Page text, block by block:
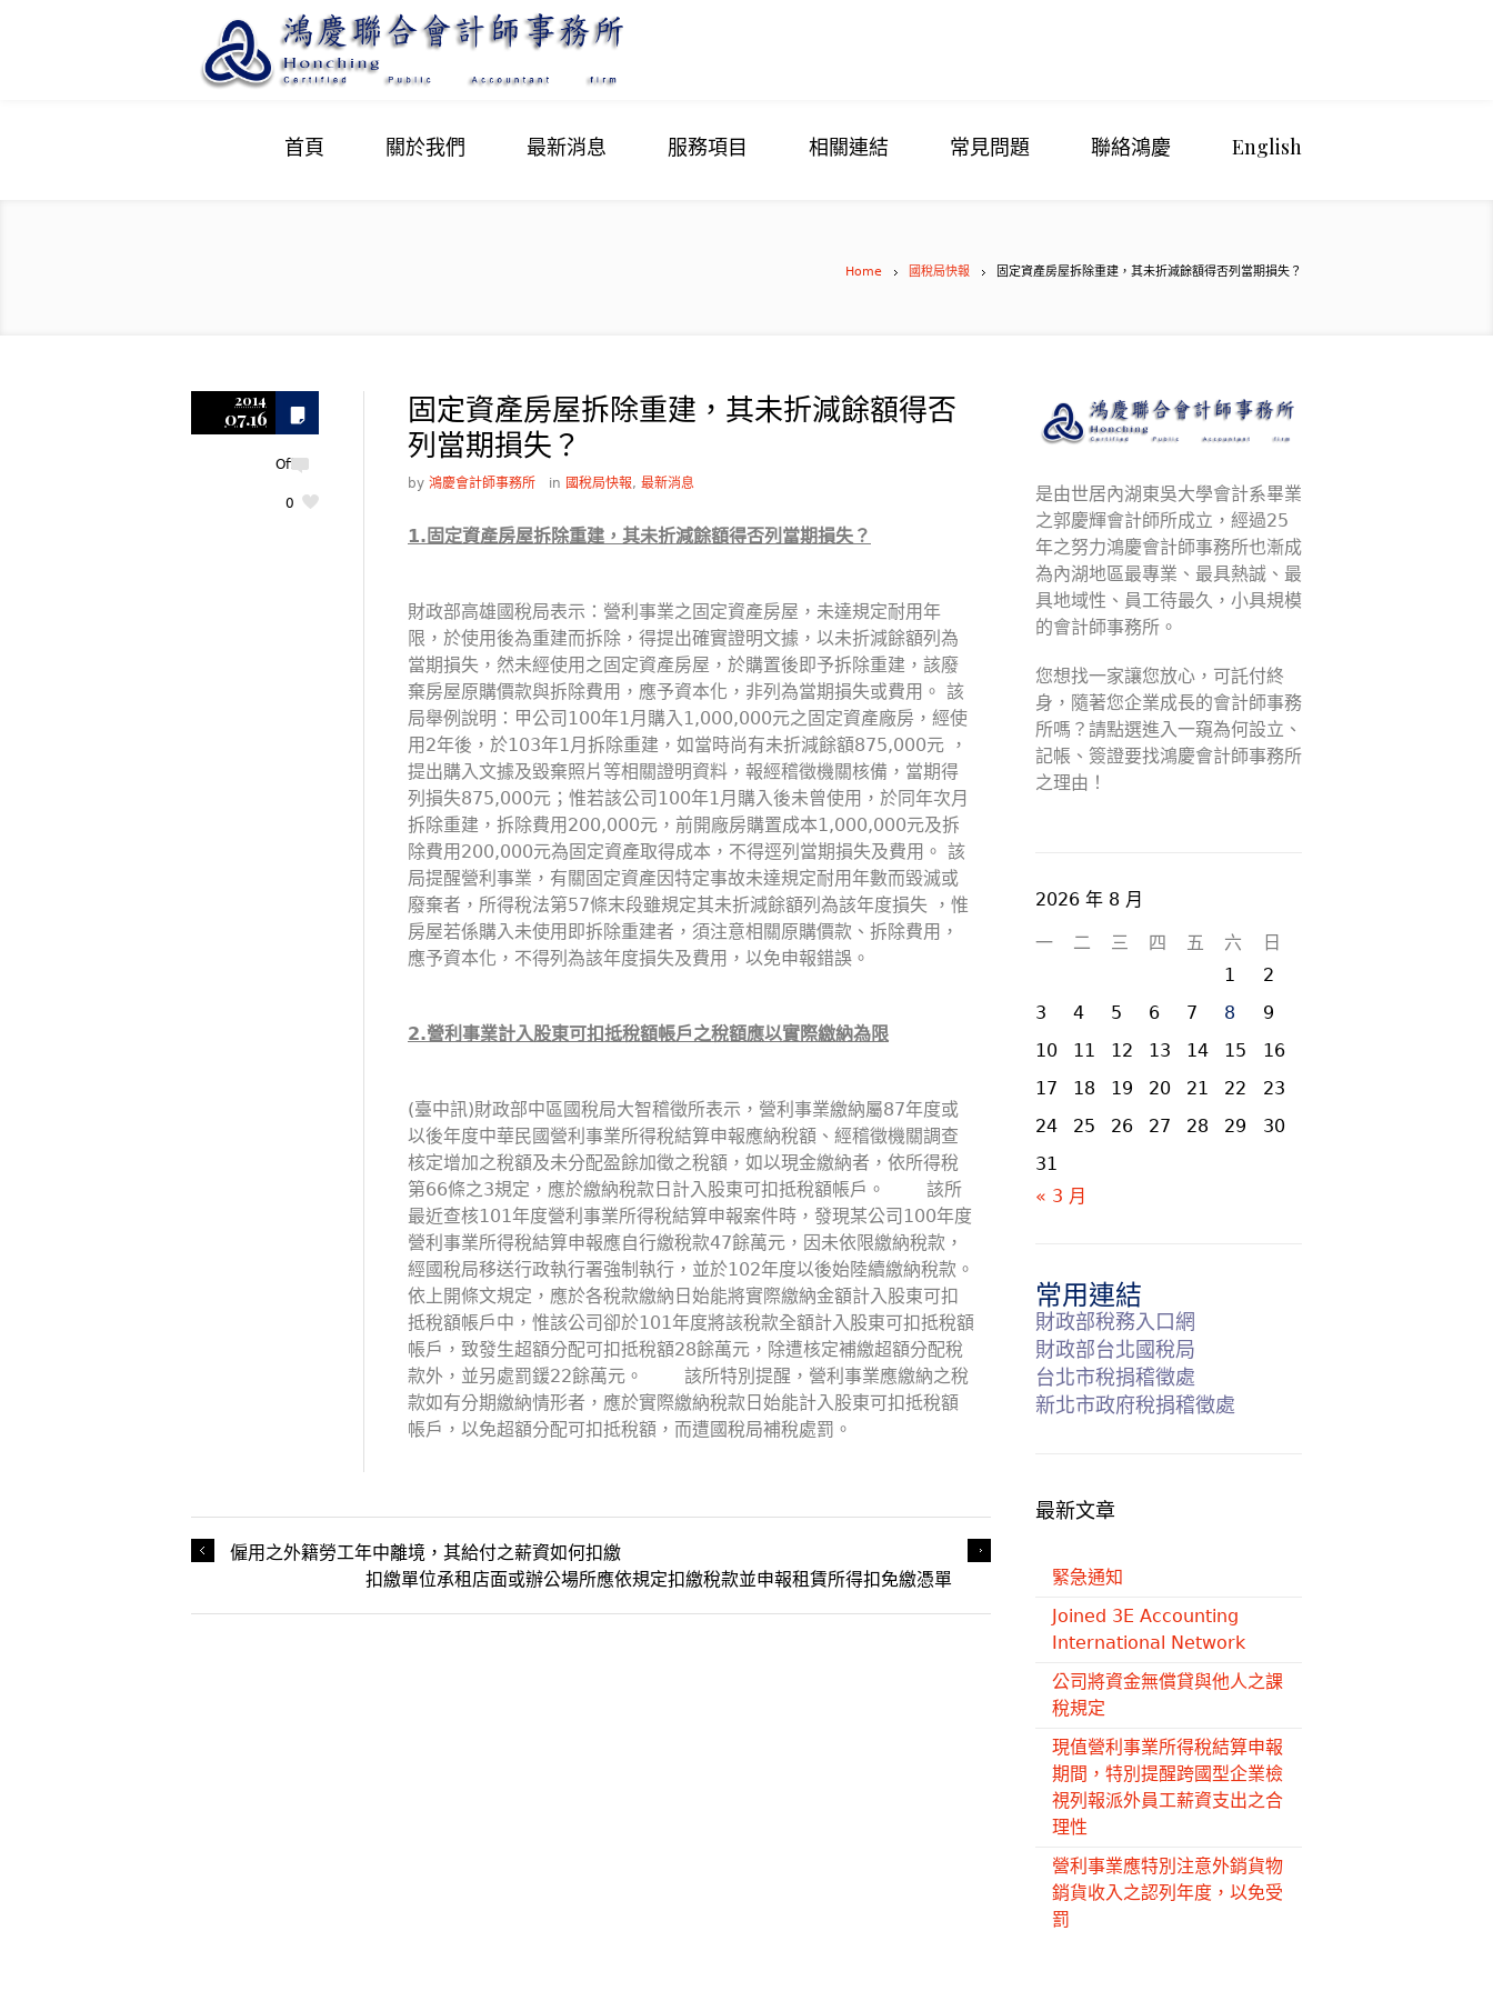
首頁 關於我們 最新消息 服務項目 相關連結 常見問題 聯絡鴻慶 English
Home 國稅局快報 固定資產房屋拆除重建，其未折減餘額得否列當期損失？
2014
07.16
Off
0
固定資產房屋拆除重建，其未折減餘額得否
列當期損失？
by 鴻慶會計師事務所 in 國稅局快報, 最新消息
1. 固定資產房屋拆除重建，其未折減餘額得否列當期損失？
財政部高雄國稅局表示：營利事業之固定資產房屋，未達規定耐用年
限，於使用後為重建而拆除，得提出確實證明文據，以未折減餘額列為
當期損失，然未經使用之固定資產房屋，於購置後即予拆除重建，該廢
棄房屋原購價款與拆除費用，應予資本化，非列為當期損失或費用。 該
局舉例說明：甲公司100年1月購入1,000,000元之固定資產廠房，經使
用2年後，於103年1月拆除重建，如當時尚有未折減餘額875,000元 ，
提出購入文據及毀棄照片等相關證明資料，報經稽徵機關核備，當期得
列損失875,000元；惟若該公司100年1月購入後未曾使用，於同年次月
拆除重建，拆除費用200,000元，前開廠房購置成本1,000,000元及拆
除費用200,000元為固定資產取得成本，不得逕列當期損失及費用。 該
局提醒營利事業，有關固定資產因特定事故未達規定耐用年數而毀滅或
廢棄者，所得稅法第57條末段雖規定其未折減餘額列為該年度損失 ，惟
房屋若係購入未使用即拆除重建者，須注意相關原購價款、拆除費用，
應予資本化，不得列為該年度損失及費用，以免申報錯誤。
2.營利事業計入股東可扣抵稅額帳戶之稅額應以實際繳納為限
(臺中訊)財政部中區國稅局大智稽徵所表示，營利事業繳納屬87年度或
以後年度中華民國營利事業所得稅結算申報應納稅額、經稽徵機關調查
核定增加之稅額及未分配盈餘加徵之稅額，如以現金繳納者，依所得稅
第66條之3規定，應於繳納稅款日計入股東可扣抵稅額帳戶。 該所
最近查核101年度營利事業所得稅結算申報案件時，發現某公司100年度
營利事業所得稅結算申報應自行繳稅款47餘萬元，因未依限繳納稅款，
經國稅局移送行政執行署強制執行，並於102年度以後始陸續繳納稅款。
依上開條文規定，應於各稅款繳納日始能將實際繳納金額計入股東可扣
抵稅額帳戶中，惟該公司卻於101年度將該稅款全額計入股東可扣抵稅額
帳戶，致發生超額分配可扣抵稅額28餘萬元，除遭核定補繳超額分配稅
款外，並另處罰鍰22餘萬元。 該所特別提醒，營利事業應繳納之稅
款如有分期繳納情形者，應於實際繳納稅款日始能計入股東可扣抵稅額
帳戶，以免超額分配可扣抵稅額，而遭國稅局補稅處罰。
僱用之外籍勞工年中離境，其給付之薪資如何扣繳
扣繳單位承租店面或辦公場所應依規定扣繳稅款並申報租賃所得扣免繳憑單
是由世居內湖東吳大學會計系畢業
之郭慶輝會計師所成立，經過25
年之努力鴻慶會計師事務所也漸成
為內湖地區最專業、最具熱誠、最
具地域性、員工待最久，小具規模
的會計師事務所。
您想找一家讓您放心，可託付終
身，隨著您企業成長的會計師事務
所嗎？請點選進入一窺為何設立、
記帳、簽證要找鴻慶會計師事務所
之理由！
2026 年 8 月
一 二 三 四 五 六
日
1
2
3
4 5 6 7 8
9
10
11 12 13 14 15
16
17
18 19 20 21 22
23
24
25 26 27 28 29
30
31
« 3 月
常用連結
財政部稅務入口網
財政部台北國稅局
台北市稅捐稽徵處
新北市政府稅捐稽徵處
最新文章
緊急通知
Joined 3E Accounting
International Network
公司將資金無償貸與他人之課
稅規定
現值營利事業所得稅結算申報
期間，特別提醒跨國型企業檢
視列報派外員工薪資支出之合
理性
營利事業應特別注意外銷貨物
銷貨收入之認列年度，以免受
罰